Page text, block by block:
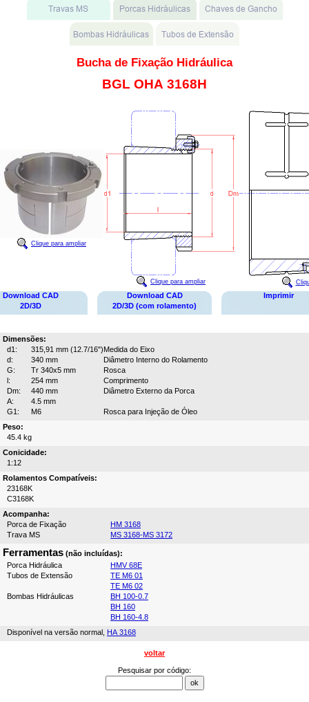
Bucha de Fixação Hidráulica
BGL OHA 3168H
Clique para ampliar
Clique para ampliar
Download CAD
2D/3D
Download CAD
2D/3D (com rolamento)
Imprimir
Dimensões:
d1:
315,91 mm (12.7/16")Medida do Eixo
d:
340 mm
Diâmetro Interno do Rolamento
G:
Tr 340x5 mm
Rosca
l:
254 mm
Comprimento
Dm:
440 mm
Diâmetro Externo da Porca
A:
4.5 mm
G1:
M6
Rosca para Injeção de Óleo
Peso:
45.4 kg
Conicidade:
1:12
Rolamentos Compatíveis:
23168K
C3168K
Acompanha:
Porca de Fixação
HM 3168
Trava MS
MS 3168-MS 3172
Ferramentas (não incluídas):
Porca Hidráulica
HMV 68E
Tubos de Extensão
TE M6 01
TE M6 02
Bombas Hidráulicas
BH 100-0.7
BH 160
BH 160-4.8
Disponível na versão normal, HA 3168
voltar
Pesquisar por código: